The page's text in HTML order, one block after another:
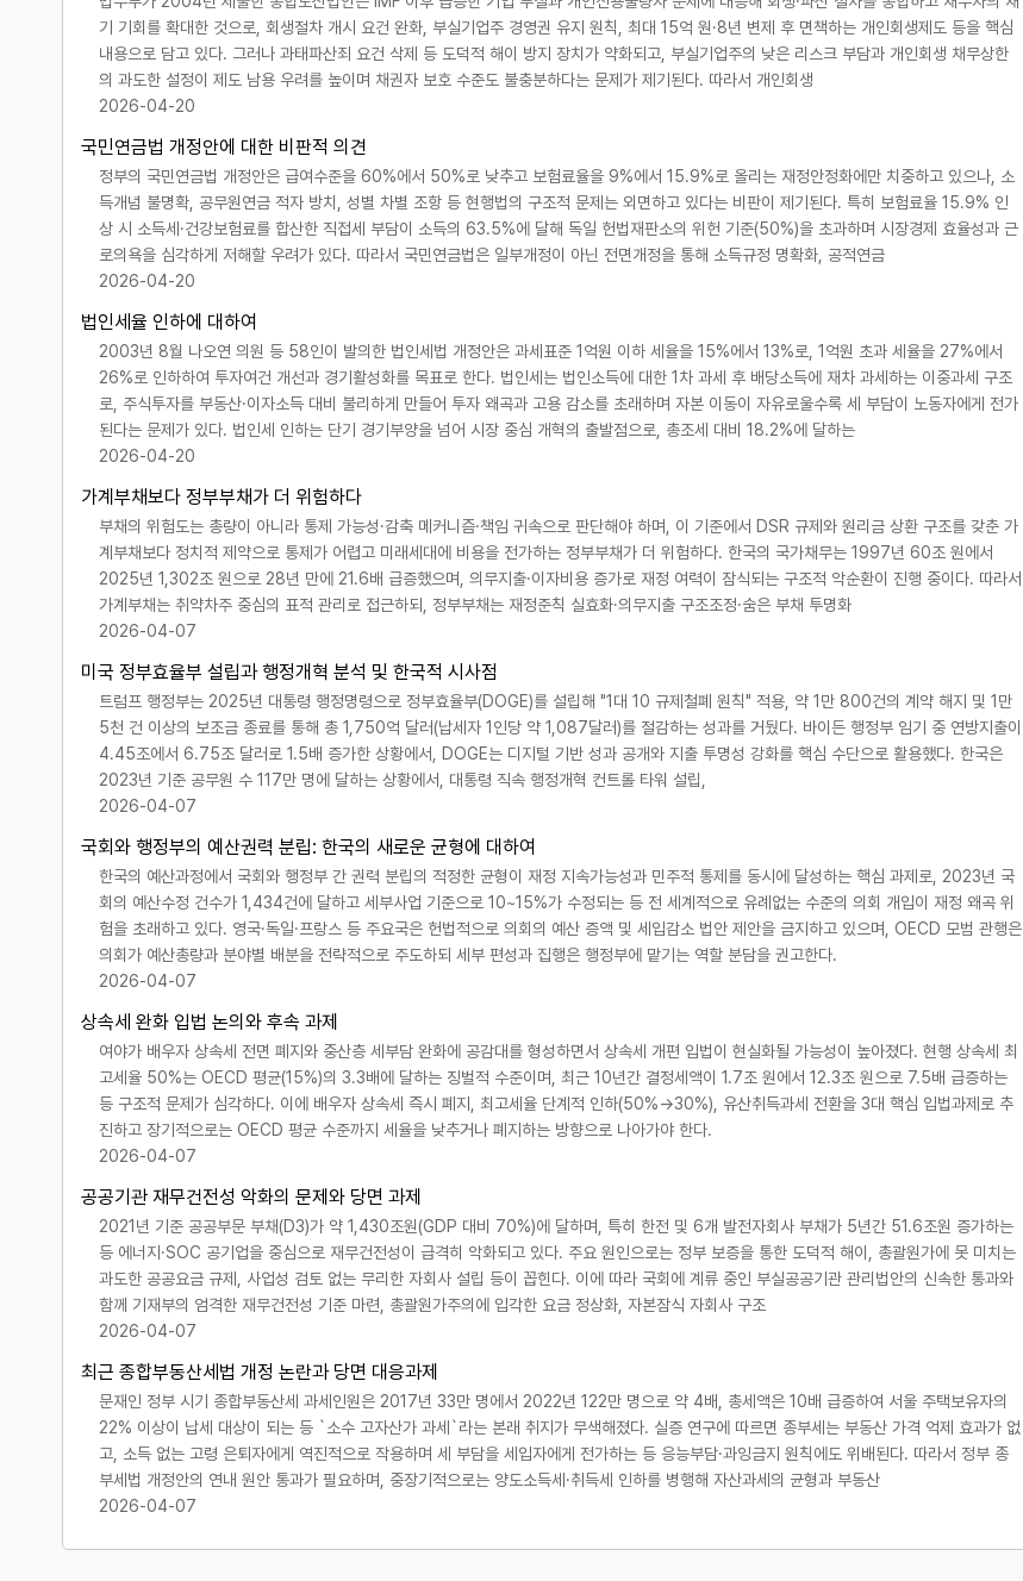
기 기회를 확대한 것으로, 회생절차 개시 요건 완화, 부실기업주 경영권 유지 원칙, 최대 15억 원·8년 변제 후 면책하는 개인회생제도 등을 핵심
내용으로 담고 있다. 그러나 과태파산죄 요건 삭제 등 도덕적 해이 방지 장치가 약화되고, 부실기업주의 낮은 리스크 부담과 개인회생 채무상한
의 과도한 설정이 제도 남용 우려를 높이며 채권자 보호 수준도 불충분하다는 문제가 제기된다. 따라서 개인회생
2026-04-20
국민연금법 개정안에 대한 비판적 의견
정부의 국민연금법 개정안은 급여수준을 60%에서 50%로 낮추고 보험료율을 9%에서 15.9%로 올리는 재정안정화에만 치중하고 있으나, 소
득개념 불명확, 공무원연금 적자 방치, 성별 차별 조항 등 현행법의 구조적 문제는 외면하고 있다는 비판이 제기된다. 특히 보험료율 15.9% 인
상 시 소득세·건강보험료를 합산한 직접세 부담이 소득의 63.5%에 달해 독일 헌법재판소의 위헌 기준(50%)을 초과하며 시장경제 효율성과 근
로의욕을 심각하게 저해할 우려가 있다. 따라서 국민연금법은 일부개정이 아닌 전면개정을 통해 소득규정 명확화, 공적연금
2026-04-20
법인세율 인하에 대하여
2003년 8월 나오연 의원 등 58인이 발의한 법인세법 개정안은 과세표준 1억원 이하 세율을 15%에서 13%로, 1억원 초과 세율을 27%에서
26%로 인하하여 투자여건 개선과 경기활성화를 목표로 한다. 법인세는 법인소득에 대한 1차 과세 후 배당소득에 재차 과세하는 이중과세 구조
로, 주식투자를 부동산·이자소득 대비 불리하게 만들어 투자 왜곡과 고용 감소를 초래하며 자본 이동이 자유로울수록 세 부담이 노동자에게 전가
된다는 문제가 있다. 법인세 인하는 단기 경기부양을 넘어 시장 중심 개혁의 출발점으로, 총조세 대비 18.2%에 달하는
2026-04-20
가계부채보다 정부부채가 더 위험하다
부채의 위험도는 총량이 아니라 통제 가능성·감축 메커니즘·책임 귀속으로 판단해야 하며, 이 기준에서 DSR 규제와 원리금 상환 구조를 갖춘 가
계부채보다 정치적 제약으로 통제가 어렵고 미래세대에 비용을 전가하는 정부부채가 더 위험하다. 한국의 국가채무는 1997년 60조 원에서
2025년 1,302조 원으로 28년 만에 21.6배 급증했으며, 의무지출·이자비용 증가로 재정 여력이 잠식되는 구조적 악순환이 진행 중이다. 따라서
가계부채는 취약차주 중심의 표적 관리로 접근하되, 정부부채는 재정준칙 실효화·의무지출 구조조정·숨은 부채 투명화
2026-04-07
미국 정부효율부 설립과 행정개혁 분석 및 한국적 시사점
트럼프 행정부는 2025년 대통령 행정명령으로 정부효율부(DOGE)를 설립해 "1대 10 규제철폐 원칙" 적용, 약 1만 800건의 계약 해지 및 1만
5천 건 이상의 보조금 종료를 통해 총 1,750억 달러(납세자 1인당 약 1,087달러)를 절감하는 성과를 거뒀다. 바이든 행정부 임기 중 연방지출이
4.45조에서 6.75조 달러로 1.5배 증가한 상황에서, DOGE는 디지털 기반 성과 공개와 지출 투명성 강화를 핵심 수단으로 활용했다. 한국은
2023년 기준 공무원 수 117만 명에 달하는 상황에서, 대통령 직속 행정개혁 컨트롤 타워 설립,
2026-04-07
국회와 행정부의 예산권력 분립: 한국의 새로운 균형에 대하여
한국의 예산과정에서 국회와 행정부 간 권력 분립의 적정한 균형이 재정 지속가능성과 민주적 통제를 동시에 달성하는 핵심 과제로, 2023년 국
회의 예산수정 건수가 1,434건에 달하고 세부사업 기준으로 10~15%가 수정되는 등 전 세계적으로 유례없는 수준의 의회 개입이 재정 왜곡 위
험을 초래하고 있다. 영국·독일·프랑스 등 주요국은 헌법적으로 의회의 예산 증액 및 세입감소 법안 제안을 금지하고 있으며, OECD 모범 관행은
의회가 예산총량과 분야별 배분을 전략적으로 주도하되 세부 편성과 집행은 행정부에 맡기는 역할 분담을 권고한다.
2026-04-07
상속세 완화 입법 논의와 후속 과제
여야가 배우자 상속세 전면 폐지와 중산층 세부담 완화에 공감대를 형성하면서 상속세 개편 입법이 현실화될 가능성이 높아졌다. 현행 상속세 최
고세율 50%는 OECD 평균(15%)의 3.3배에 달하는 징벌적 수준이며, 최근 10년간 결정세액이 1.7조 원에서 12.3조 원으로 7.5배 급증하는
등 구조적 문제가 심각하다. 이에 배우자 상속세 즉시 폐지, 최고세율 단계적 인하(50%→30%), 유산취득과세 전환을 3대 핵심 입법과제로 추
진하고 장기적으로는 OECD 평균 수준까지 세율을 낮추거나 폐지하는 방향으로 나아가야 한다.
2026-04-07
공공기관 재무건전성 악화의 문제와 당면 과제
2021년 기준 공공부문 부채(D3)가 약 1,430조원(GDP 대비 70%)에 달하며, 특히 한전 및 6개 발전자회사 부채가 5년간 51.6조원 증가하는
등 에너지·SOC 공기업을 중심으로 재무건전성이 급격히 악화되고 있다. 주요 원인으로는 정부 보증을 통한 도덕적 해이, 총괄원가에 못 미치는
과도한 공공요금 규제, 사업성 검토 없는 무리한 자회사 설립 등이 꼽힌다. 이에 따라 국회에 계류 중인 부실공공기관 관리법안의 신속한 통과와
함께 기재부의 엄격한 재무건전성 기준 마련, 총괄원가주의에 입각한 요금 정상화, 자본잠식 자회사 구조
2026-04-07
최근 종합부동산세법 개정 논란과 당면 대응과제
문재인 정부 시기 종합부동산세 과세인원은 2017년 33만 명에서 2022년 122만 명으로 약 4배, 총세액은 10배 급증하여 서울 주택보유자의
22% 이상이 납세 대상이 되는 등 `소수 고자산가 과세`라는 본래 취지가 무색해졌다. 실증 연구에 따르면 종부세는 부동산 가격 억제 효과가 없
고, 소득 없는 고령 은퇴자에게 역진적으로 작용하며 세 부담을 세입자에게 전가하는 등 응능부담·과잉금지 원칙에도 위배된다. 따라서 정부 종
부세법 개정안의 연내 원안 통과가 필요하며, 중장기적으로는 양도소득세·취득세 인하를 병행해 자산과세의 균형과 부동산
2026-04-07